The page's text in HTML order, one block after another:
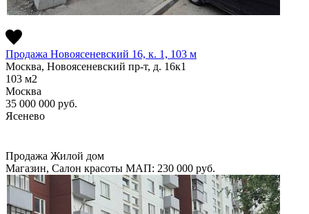
Продажа Новоясеневский 16, к. 1, 103 м
Москва, Новоясеневский пр-т, д. 16к1
103 м2
Москва
35 000 000 руб.
Ясенево
Продажа Жилой дом
Магазин, Салон красоты МАП: 230 000 руб.